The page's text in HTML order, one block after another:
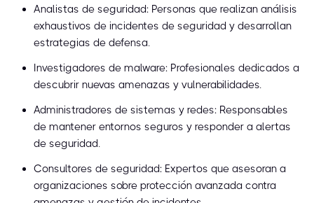
Analistas de seguridad: Personas que realizan análisis
exhaustivos de incidentes de seguridad y desarrollan
estrategias de defensa.
Investigadores de malware: Profesionales dedicados a
descubrir nuevas amenazas y vulnerabilidades.
Administradores de sistemas y redes: Responsables
de mantener entornos seguros y responder a alertas
de seguridad.
Consultores de seguridad: Expertos que asesoran a
organizaciones sobre protección avanzada contra